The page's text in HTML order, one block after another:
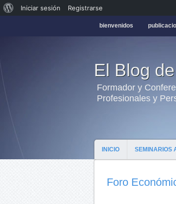
bienvenidos
El Blog
Formador y
Profesionales y
INICIO SEMINARIOS
Foro
Iniciar sesión Registrarse